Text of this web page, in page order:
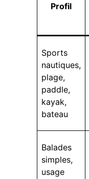
Profil
Sports
nautiques,
plage,
paddle,
kayak,
bateau
Balades
simples,
usage